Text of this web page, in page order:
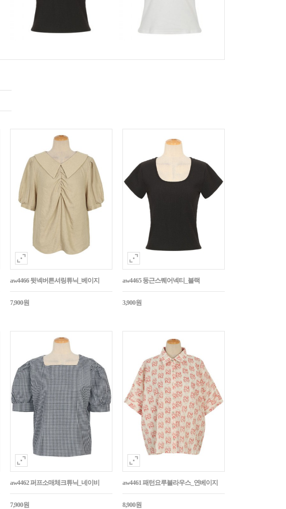
aw4466 뒷넥버튼셔링튜닉_베이지
7,900원
aw4465 둥근스퀘어넥티_블랙
3,900원
aw4462 퍼프소매체크튜닉_네이비
7,900원
aw4461 패턴요루블라우스_연베이지
8,900원